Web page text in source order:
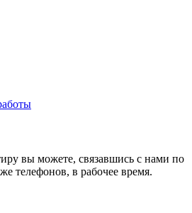
вы можете, связавшись с нами по
телефонов, в рабочее время.